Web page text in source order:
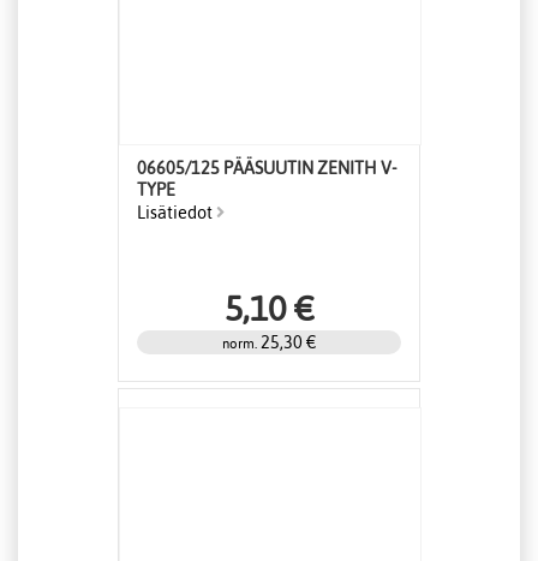
06605/125 PÄÄSUUTIN ZENITH V-
TYPE
Lisätiedot
5,10 €
norm. 25,30 €